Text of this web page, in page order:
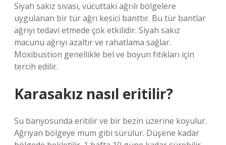
Siyah sakız sıvası, vücuttaki ağrılı bölgelere
uygulanan bir tür ağrı kesici banttır. Bu tür bantlar
ağrıyı tedavi etmede çok etkilidir. Siyah sakız
macunu ağrıyı azaltır ve rahatlama sağlar.
Moxibustion genellikle bel ve boyun fıtıkları için
tercih edilir.
Karasakız nasıl eritilir?
Su banyosunda eritilir ve bir bezin üzerine koyulur.
Ağrıyan bölgeye mum gibi sürülür. Düşene kadar